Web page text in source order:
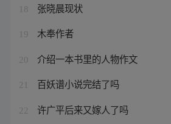
18 张晓晨现状
19 木奉作者
20 介绍一本书里的人物作文
21 百妖谱小说完结了吗
22 许广平后来又嫁人了吗